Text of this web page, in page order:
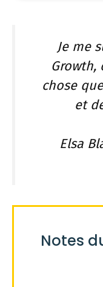
Je me
Growth,
chose
et
Elsa
Notes